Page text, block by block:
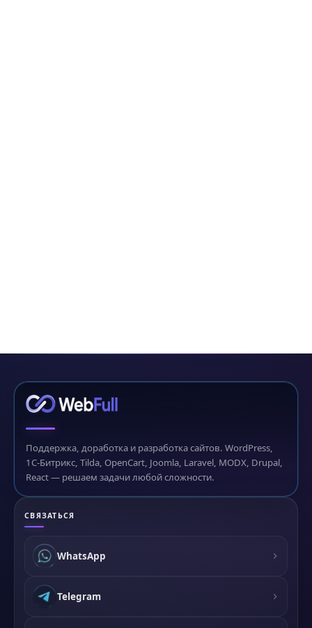
Поддержка, доработка и разработка сайтов. WordPress,
1С-Битрикс, Tilda, OpenCart, Joomla, Laravel, MODX, Drupal,
React — решаем задачи любой сложности.
СВЯЗАТЬСЯ
WhatsApp
Telegram